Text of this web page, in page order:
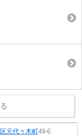
元代々木町49-6